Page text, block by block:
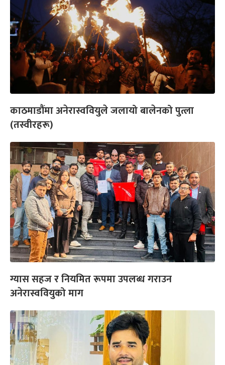
काठमाडौंमा अनेरास्ववियुले जलायो बालेनको पुत्ला
(तस्वीरहरू)
ग्यास सहज र नियमित रूपमा उपलब्ध गराउन
अनेरास्ववियुको माग